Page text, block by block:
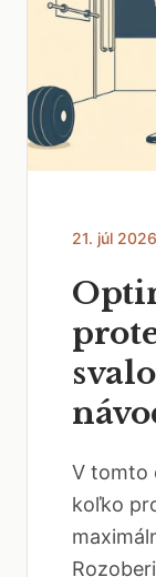
21. júl 2026
V tomto
koľko